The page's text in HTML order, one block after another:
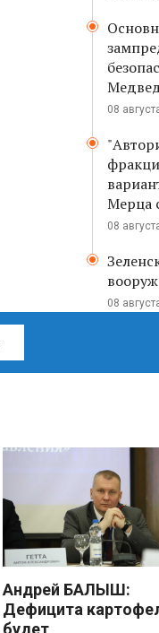
08
Мерца
08
08
Андрей БАЛЫШ:
Дефицита